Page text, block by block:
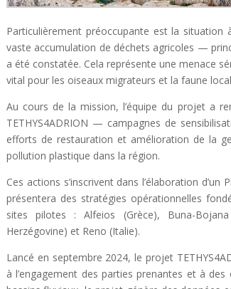
Particulièrement préoccupante est la situation
vaste accumulation de déchets agricoles —
a été constatée. Cela représente une menace
vital pour les oiseaux migrateurs et la faune
Au cours de la mission, l’équipe du projet a
TETHYS4ADRION — campagnes de
efforts de restauration et amélioration de la
pollution plastique dans la région.
Ces actions s’inscrivent dans l’élaboration
présentera des stratégies opérationnelles
sites pilotes : Alfeios (Grèce), Buna-
Herzégovine) et Reno (Italie).
Lancé en septembre 2024, le projet
à l’engagement des parties prenantes et à